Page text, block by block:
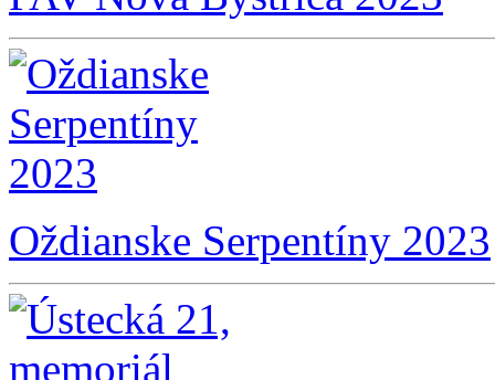
Oždianske Serpentíny 2023